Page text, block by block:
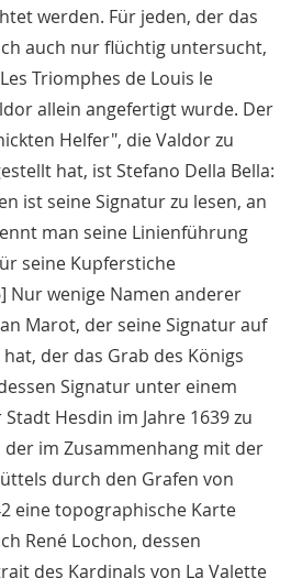
werden. Für jeden, der das
auch nur flüchtig untersucht,
Triomphes de Louis le
allein angefertigt wurde. Der
Helfer", die Valdor zu
hat, ist Stefano Della Bella:
ist seine Signatur zu lesen, an
man seine Linienführung
seine Kupferstiche
Nur wenige Namen anderer
Marot, der seine Signatur auf
der das Grab des Königs
Signatur unter einem
Hesdin im Jahre 1639 zu
der im Zusammenhang mit der
durch den Grafen von
eine topographische Karte
René Lochon, dessen
des Kardinals von La Valette